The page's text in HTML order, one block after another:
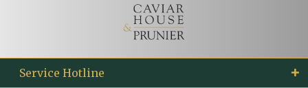
Service Hotline